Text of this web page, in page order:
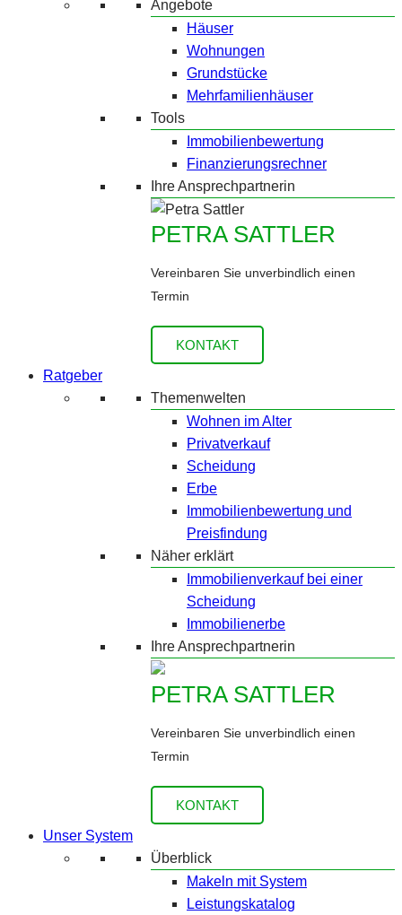
Angebote
Häuser
Wohnungen
Grundstücke
Mehrfamilienhäuser
Tools
Immobilienbewertung
Finanzierungsrechner
Ihre Ansprechpartnerin
PETRA SATTLER
Vereinbaren Sie unverbindlich einen
Termin
KONTAKT
Ratgeber
Themenwelten
Wohnen im Alter
Privatverkauf
Scheidung
Erbe
Immobilienbewertung und
Preisfindung
Näher erklärt
Immobilienverkauf bei einer
Scheidung
Immobilienerbe
Ihre Ansprechpartnerin
PETRA SATTLER
Vereinbaren Sie unverbindlich einen
Termin
KONTAKT
Unser System
Überblick
Makeln mit System
Leistungskatalog